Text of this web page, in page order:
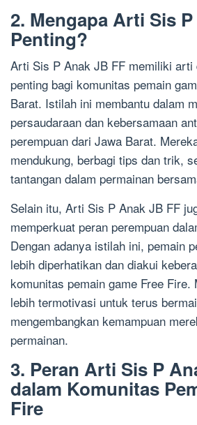
2. Mengapa Arti Sis
Penting?
Arti Sis P Anak JB FF memiliki arti
penting bagi komunitas pemain
Barat. Istilah ini membantu dalam
persaudaraan dan kebersamaan
perempuan dari Jawa Barat.
mendukung, berbagi tips dan trik,
tantangan dalam permainan
Selain itu, Arti Sis P Anak JB FF
memperkuat peran perempuan
Dengan adanya istilah ini, pemain
lebih diperhatikan dan diakui
komunitas pemain game Free Fire.
lebih termotivasi untuk terus
mengembangkan kemampuan
permainan.
3. Peran Arti Sis P
dalam Komunitas
Fire